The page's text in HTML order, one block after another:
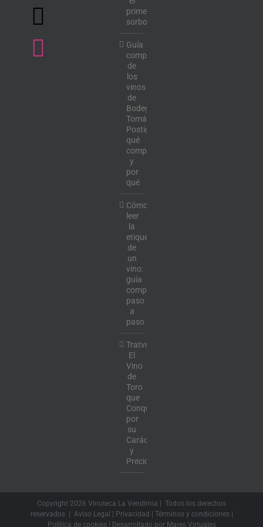
primer
sorbo
Guía
completa
de
los
vinos
de
Bodega
Tomás
Postigo:
qué
comprar
y
por
qué
Cómo
leer
la
etiqueta
de
un
vino:
guía
completa
paso
a
paso
Tratvm:
El
Vino
de
Toro
que
Conquista
por
su
Carácter
y
Precio
Copyright 2026 Vinoteca La Vendimia | Todos los derechos
reservados | Aviso Legal Privacidad Términos y condiciones|
Política de cookies| Desarrollado por Mares Virtuales